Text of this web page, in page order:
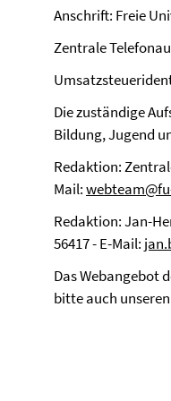
Anschrift: Freie
Zentrale
Die zuständige
Bildung, Jugend
Redaktion:
Mail:
Redaktion: Jan-
56417- E-Mail:
Das Webangebot
bitte auch unseren